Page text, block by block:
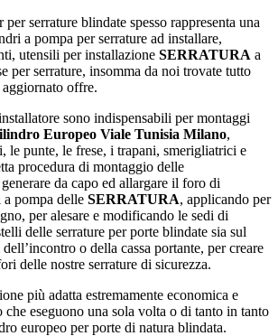
serrature blindate spesso rappresenta una
a pompa per serrature ad installare,
utensili per installazione SERRATURA a
per serrature, insomma da noi trovate tutto
offre.
sono indispensabili per montaggi
Europeo Viale Tunisia Milano,
le punte, le frese, i trapani, smerigliatrici e
procedura di montaggio delle
da capo ed allargare il foro di
pompa delle SERRATURA, applicando per
per alesare e modificando le sedi di
delle serrature per porte blindate sia sul
o della cassa portante, per creare
delle nostre serrature di sicurezza.
più adatta estremamente economica e
eseguono una sola volta o di tanto in tanto
europeo per porte di natura blindata.